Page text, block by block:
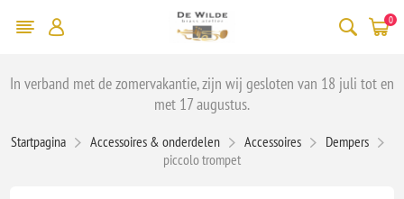
0
In verband met de zomervakantie, zijn wij gesloten van 18 juli tot en
met 17 augustus.
Startpagina Accessoires & onderdelen Accessoires
Dempers
piccolo trompet